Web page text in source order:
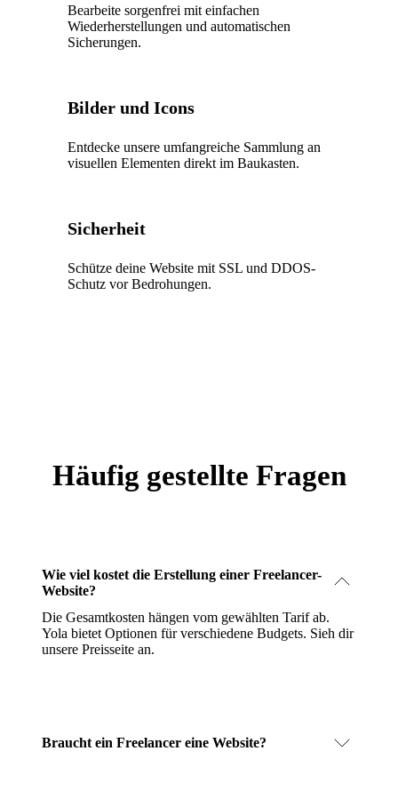
Bearbeite sorgenfrei mit einfachen
Wiederherstellungen und automatischen
Sicherungen.
Bilder und Icons
Entdecke unsere umfangreiche Sammlung an
visuellen Elementen direkt im Baukasten.
Sicherheit
Schütze deine Website mit SSL und DDOS-
Schutz vor Bedrohungen.
Häufig gestellte Fragen
Wie viel kostet die Erstellung einer Freelancer-
Website?
Die Gesamtkosten hängen vom gewählten Tarif ab.
Yola bietet Optionen für verschiedene Budgets. Sieh dir
unsere Preisseite an.
Braucht ein Freelancer eine Website?